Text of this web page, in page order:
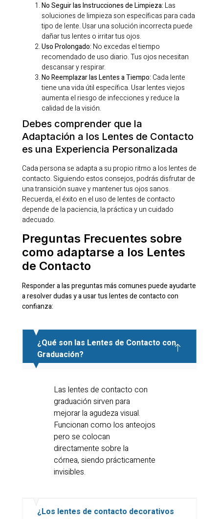
No Seguir las Instrucciones de Limpieza: Las
soluciones de limpieza son específicas para cada
tipo de lente. Usar una solución incorrecta puede
dañar tus lentes o irritar tus ojos.
Uso Prolongado: No excedas el tiempo
recomendado de uso diario. Tus ojos necesitan
descansar y respirar.
No Reemplazar las Lentes a Tiempo: Cada lente
tiene una vida útil específica. Usar lentes viejos
aumenta el riesgo de infecciones y reduce la
calidad de la visión.
Debes comprender que la
Adaptación a los Lentes de Contacto
es una Experiencia Personalizada
Cada persona se adapta a su propio ritmo a los lentes de
contacto. Siguiendo estos consejos, podrás disfrutar de
una transición suave y mantener tus ojos sanos.
Recuerda, el éxito en el uso de lentes de contacto
depende de la paciencia, la práctica y un cuidado
adecuado.
Preguntas Frecuentes sobre
como adaptarse a los Lentes
de Contacto
Responder a las preguntas más comunes puede ayudarte
a resolver dudas y a usar tus lentes de contacto con
confianza:
¿Qué son las Lentes de Contacto con
Graduación?
Las lentes de contacto con
graduación sirven para
mejorar la agudeza visual.
Funcionan como los anteojos
pero se colocan
directamente sobre la
córnea, siendo prácticamente
invisibles.
¿Los lentes de contacto decorativos